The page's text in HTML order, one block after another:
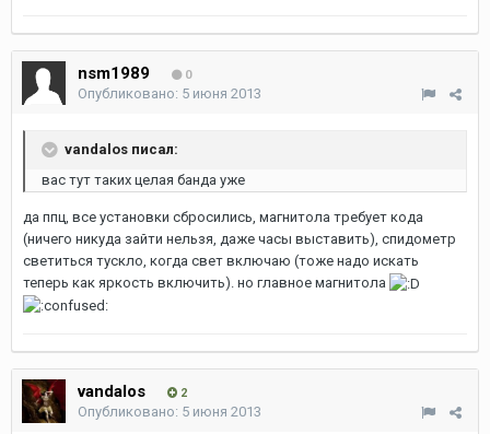
nsm1989 0
Опубликовано: 5 июня 2013
vandalos писал:
вас тут таких целая банда уже
да ппц, все установки сбросились, магнитола требует кода
(ничего никуда зайти нельзя, даже часы выставить), спидометр
светиться тускло, когда свет включаю (тоже надо искать
теперь как яркость включить). но главное магнитола
vandalos 2
Опубликовано: 5 июня 2013